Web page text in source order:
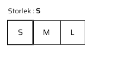
Storlek :S
S M L